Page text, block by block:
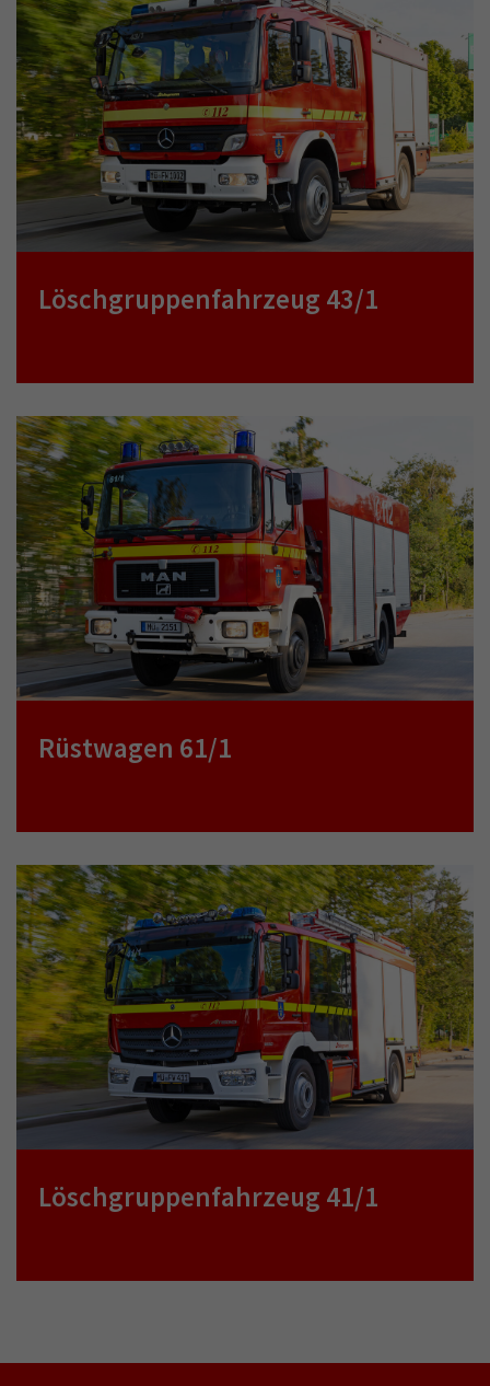
Löschgruppenfahrzeug 43/1
Rüstwagen 61/1
Löschgruppenfahrzeug 41/1